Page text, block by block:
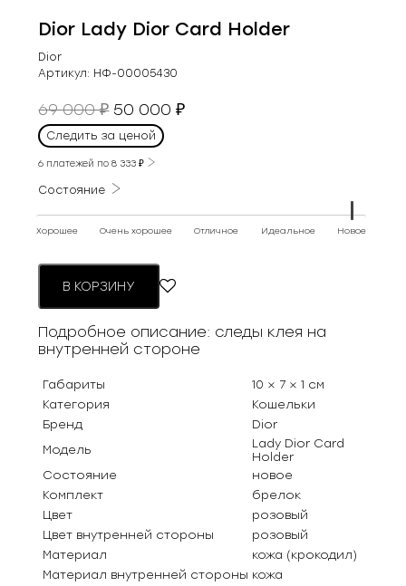
Dior Lady Dior Card Holder
Dior
Артикул: НФ-00005430
69 000₽ Первоначальная
цена
составляла
69
000 ₽.
50 000₽Текущая
Следить за ценой
6 платежей по8 333₽
Состояние
Хорошее Очень хорошее Отличное Идеальное Новое
В КОРЗИНУ
Подробное описание: следы клея на
внутренней стороне
Габариты
10 × 7 × 1 см
Категория
Кошельки
Бренд
Dior
Модель
Lady Dior Card
Holder
Состояние
новое
Комплект
брелок
Цвет
розовый
Цвет внутренней стороны
розовый
Материал
кожа (крокодил)
Материал внутренней стороны кожа